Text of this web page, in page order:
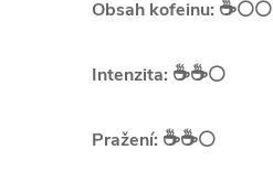
Obsah kofeinu: ☕️⚪⚪
Intenzita: ☕️☕️⚪
Pražení: ☕️☕️⚪